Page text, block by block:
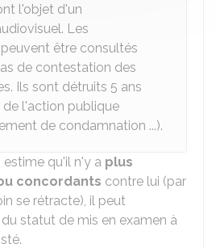
l'objet d'un
Les
être consultés
de contestation des
Ils sont détruits 5 ans
de l'action publique
de condamnation ...).
estime qu'il n'y a plus
concordants contre lui (par
se rétracte), il peut
statut de mis en examen à